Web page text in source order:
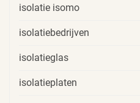
isolatie isomo
isolatiebedrijven
isolatieglas
isolatieplaten